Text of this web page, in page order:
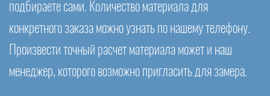
подбираете сами. Количество материала для
конкретного заказа можно узнать по нашему телефону.
Произвести точный расчет материала может и наш
менеджер, которого возможно пригласить для замера.